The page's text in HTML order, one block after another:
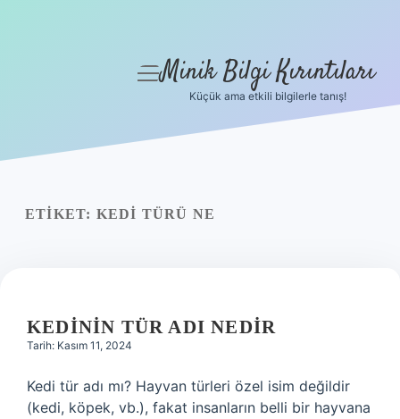
Yasal Uyarı
menüyü
Minik Bilgi Kırıntıları
Küçük ama etkili bilgilerle tanış!
ETIKET: KEDI TÜRÜ NE
KEDININ TÜR ADI NEDIR
Tarih: Kasım 11, 2024
Kedi tür adı mı? Hayvan türleri özel isim değildir
(kedi, köpek, vb.), fakat insanların belli bir hayvana